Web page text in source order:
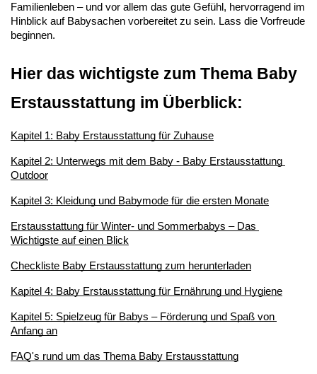
Familienleben – und vor allem das gute Gefühl, hervorragend im
Hinblick auf Babysachen vorbereitet zu sein. Lass die Vorfreude
beginnen.
Hier das wichtigste zum Thema Baby
Erstausstattung im Überblick:
Kapitel 1: Baby Erstausstattung für Zuhause
Kapitel 2: Unterwegs mit dem Baby - Baby Erstausstattung
Outdoor
Kapitel 3: Kleidung und Babymode für die ersten Monate
Erstausstattung für Winter- und Sommerbabys – Das
Wichtigste auf einen Blick
Checkliste Baby Erstausstattung zum herunterladen
Kapitel 4: Baby Erstausstattung für Ernährung und Hygiene
Kapitel 5: Spielzeug für Babys – Förderung und Spaß von
Anfang an
FAQ's rund um das Thema Baby Erstausstattung